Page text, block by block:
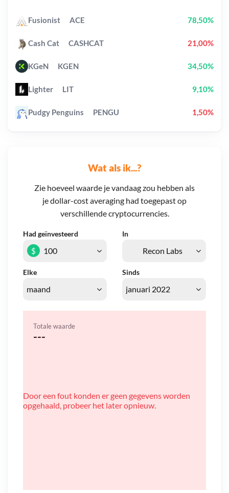
Wat als ik...?
Zie hoeveel waarde je vandaag zou hebben als
je dollar-cost averaging had toegepast op
verschillende cryptocurrencies.
Had geïnvesteerd In
Elke Sinds
$
Totale waarde
---
Door een fout konden er geen gegevens worden
opgehaald, probeer het later opnieuw.
Fusionist ACE 78,50%
Cash Cat CASHCAT 21,00%
KGeN KGEN 34,50%
Lighter LIT 9,10%
Pudgy Penguins PENGU 1,50%